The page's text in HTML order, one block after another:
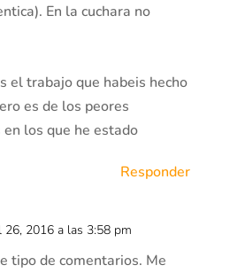
En la cuchara no
el trabajo que habeis hecho
es de los peores
los que he estado
Responder
26, 2016 a las 3:58 pm
tipo de comentarios. Me